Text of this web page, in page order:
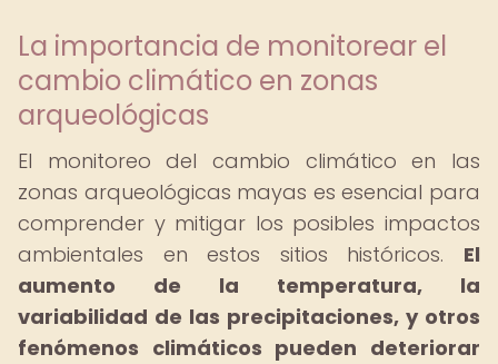
La importancia de monitorear el
cambio climático en zonas
arqueológicas
El monitoreo del cambio climático en las
zonas arqueológicas mayas es esencial para
comprender y mitigar los posibles impactos
ambientales en estos sitios históricos. El
aumento de la temperatura, la
variabilidad de las precipitaciones, y otros
fenómenos climáticos pueden deteriorar